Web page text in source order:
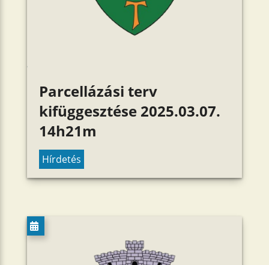
Parcellázási terv
kifüggesztése 2025.03.07.
14h21m
Hírdetés